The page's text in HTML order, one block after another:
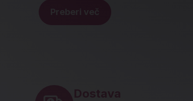
Preberi več
Dostava